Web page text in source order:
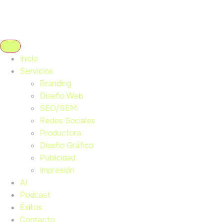
Inicio
Servicios
Branding
Diseño Web
SEO/SEM
Redes Sociales
Productora
Diseño Gráfico
Publicidad
Impresión
AI
Podcast
Éxitos
Contacto